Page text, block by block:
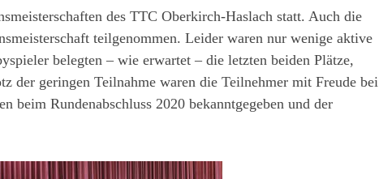
des TTC Oberkirch-Haslach statt. Auch die
teilgenommen. Leider waren nur wenige aktive
belegten – wie erwartet – die letzten beiden Plätze,
der geringen Teilnahme waren die Teilnehmer mit Freude bei
beim Rundenabschluss 2020 bekanntgegeben und der